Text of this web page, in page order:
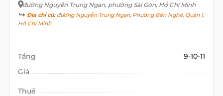
đường Nguyễn Trung Ngạn, phường Sài Gòn, Hồ Chí Minh
Địa chỉ cũ:đường Nguyễn Trung Ngạn, Phường Bến Nghé, Quận 1,
Hồ Chí Minh
Tầng
9-10-11
Giá
Thuế